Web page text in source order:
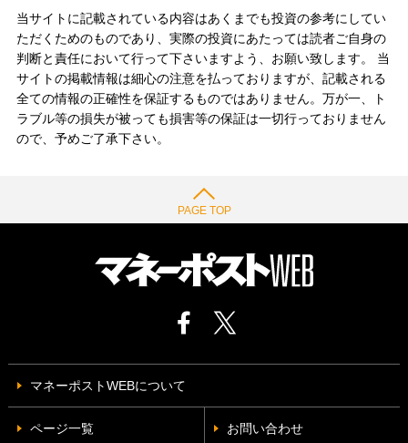
当サイトに記載されている内容はあくまでも投資の参考にしてい
ただくためのものであり、実際の投資にあたっては読者ご自身の
判断と責任において行って下さいますよう、お願い致します。 当
サイトの掲載情報は細心の注意を払っておりますが、記載される
全ての情報の正確性を保証するものではありません。万が一、ト
ラブル等の損失が被っても損害等の保証は一切行っておりません
ので、予めご了承下さい。
PAGE TOP
マネーポストWEBについて
ページ一覧 お問い合わせ